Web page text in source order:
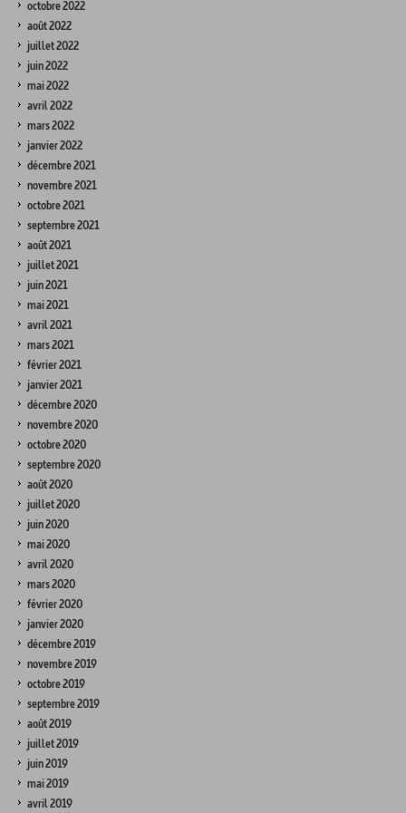
octobre 2022
août 2022
juillet 2022
juin 2022
mai 2022
avril 2022
mars 2022
janvier 2022
décembre 2021
novembre 2021
octobre 2021
septembre 2021
août 2021
juillet 2021
juin 2021
mai 2021
avril 2021
mars 2021
février 2021
janvier 2021
décembre 2020
novembre 2020
octobre 2020
septembre 2020
août 2020
juillet 2020
juin 2020
mai 2020
avril 2020
mars 2020
février 2020
janvier 2020
décembre 2019
novembre 2019
octobre 2019
septembre 2019
août 2019
juillet 2019
juin 2019
mai 2019
avril 2019